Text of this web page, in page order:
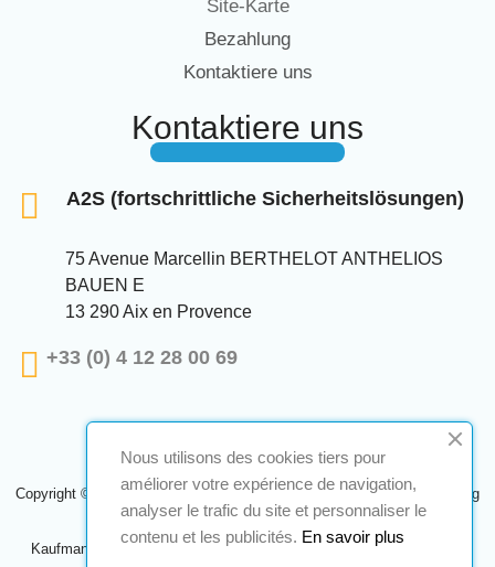
Site-Karte
Bezahlung
Kontaktiere uns
Kontaktiere uns
A2S (fortschrittliche Sicherheitslösungen)
75 Avenue Marcellin BERTHELOT ANTHELIOS
BAUEN E
13 290 Aix en Provence
+33 (0) 4 12 28 00 69
Copyright © 2024 A2S ATEX. Alle Rechte vorbehalten. Eine Realisierung
Navilog
Kaufmann, der von der offensichtlichen Meinung des Unternehmens
Nous utilisons des cookies tiers pour
améliorer votre expérience de navigation,
analyser le trafic du site et personnaliser le
contenu et les publicités. En savoir plus